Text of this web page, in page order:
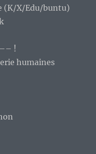
(K/X/Edu/buntu)
!
humaines